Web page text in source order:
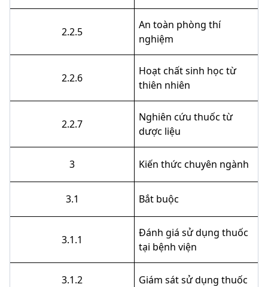
2.2.5
An toàn phòng thí
nghiệm
2.2.6
Hoạt chất sinh học từ
thiên nhiên
2.2.7
Nghiên cứu thuốc từ
dược liệu
3 Kiến thức chuyên ngành
3.1 Bắt buộc
3.1.1
Đánh giá sử dụng thuốc
tại bệnh viện
3.1.2 Giám sát sử dụng thuốc